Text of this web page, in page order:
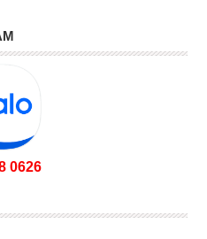
0626